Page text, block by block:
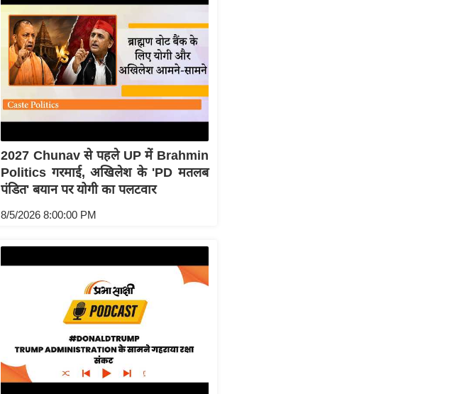
2027 Chunav से पहले UP में Brahmin
Politics गरमाई, अखिलेश के 'PD मतलब
पंडित' बयान पर योगी का पलटवार
8/5/2026 8:00:00 PM